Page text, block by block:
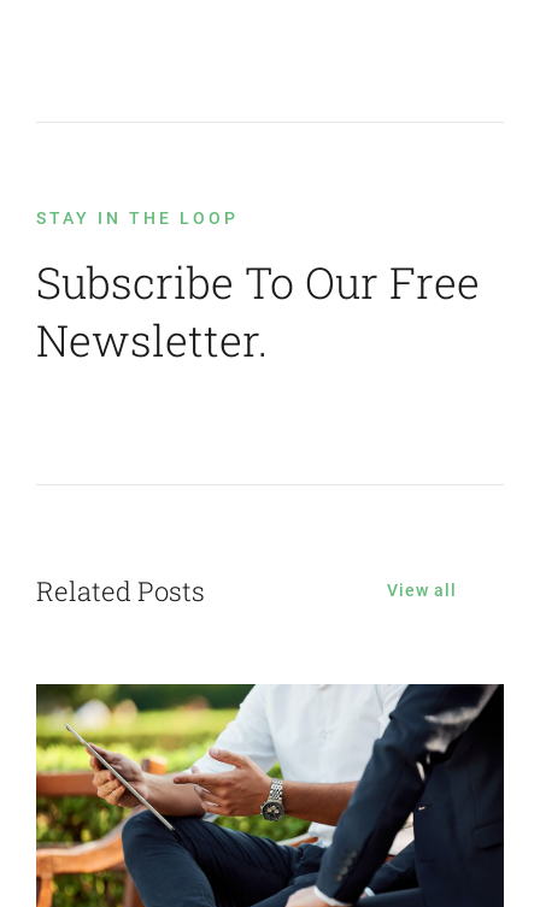
STAY IN THE LOOP
Subscribe To Our Free
Newsletter.
Related Posts View all